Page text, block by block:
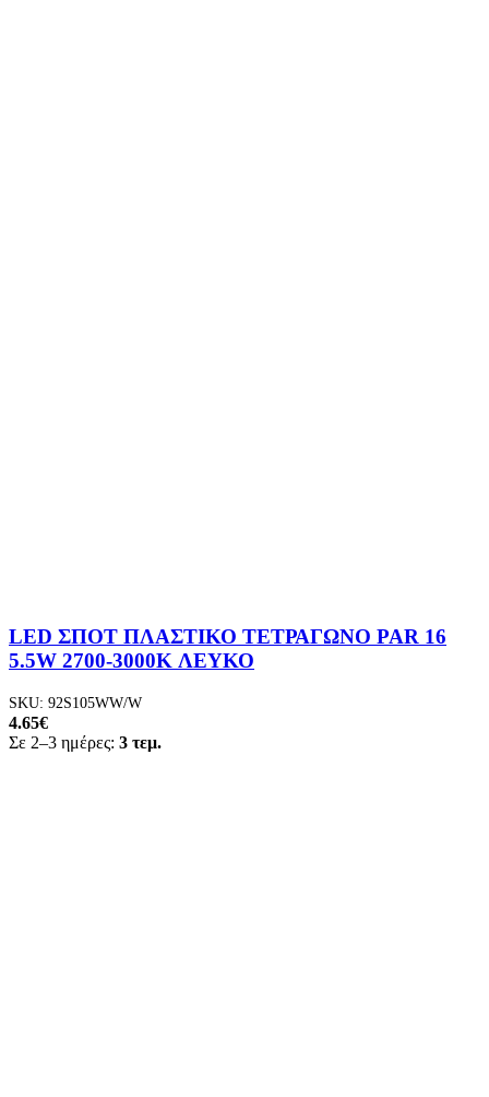
LED ΣΠΟΤ ΠΛΑΣΤΙΚΟ ΤΕΤΡΑΓΩΝΟ PAR 16
5.5W 2700-3000K ΛΕΥΚΟ
SKU: 92S105WW/W
4.65€
Σε 2–3 ημέρες: 3 τεμ.